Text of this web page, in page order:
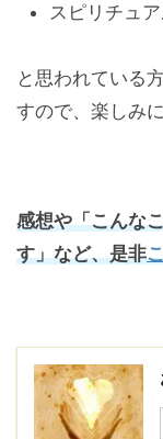
スピリチュ
と思われている
すので、楽しみ
感想や「こんな
す」など、是非